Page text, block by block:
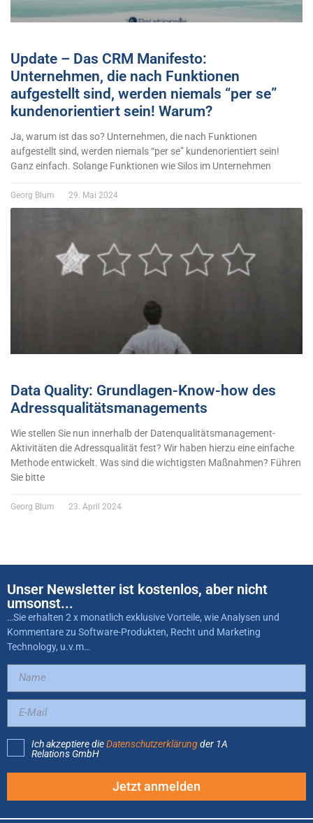
Update – Das CRM Manifesto:
Unternehmen, die nach Funktionen
aufgestellt sind, werden niemals “per se”
kundenorientiert sein! Warum?
Ja, warum ist das so? Unternehmen, die nach Funktionen
aufgestellt sind, werden niemals “per se” kundenorientiert sein!
Ganz einfach. Solange Funktionen wie Silos im Unternehmen
Georg Blum 29. Mai 2024
Data Quality: Grundlagen-Know-how des
Adressqualitätsmanagements
Wie stellen Sie nun innerhalb der Datenqualitätsmanagement-
Aktivitäten die Adressqualität fest? Wir haben hierzu eine einfache
Methode entwickelt. Was sind die wichtigsten Maßnahmen? Führen
Sie bitte
Georg Blum 23. April 2024
Unser Newsletter ist kostenlos, aber nicht
umsonst...
…Sie erhalten 2 x monatlich exklusive Vorteile, wie Analysen und
Kommentare zu Software-Produkten, Recht und Marketing
Technology, u.v.m…
Ich akzeptiere dieDatenschutzerklärungder 1A
Relations GmbH
Jetzt anmelden